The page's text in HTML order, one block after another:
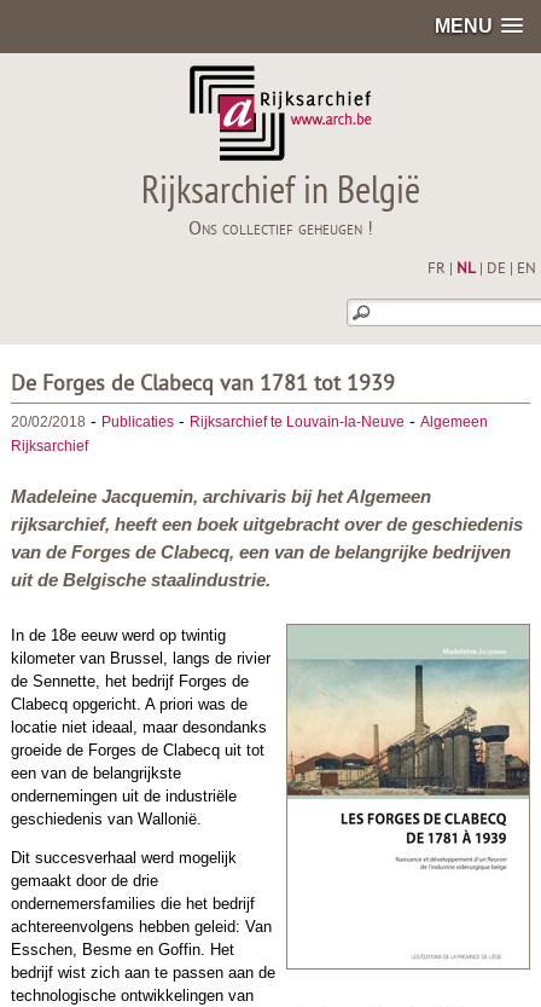
MENU
Rijksarchief in België
Ons collectief geheugen !
FR NL| DE EN
De Forges de Clabecq van 1781 tot 1939
20/02/2018 - Publicaties- Rijksarchief te Louvain-la-Neuve - Algemeen
Rijksarchief
Madeleine Jacquemin, archivaris bij het Algemeen
rijksarchief, heeft een boek uitgebracht over de geschiedenis
van de Forges de Clabecq, een van de belangrijke bedrijven
uit de Belgische staalindustrie.
In de 18e eeuw werd op twintig
kilometer van Brussel, langs de rivier
de Sennette, het bedrijf Forges de
Clabecq opgericht. A priori was de
locatie niet ideaal, maar desondanks
groeide de Forges de Clabecq uit tot
een van de belangrijkste
ondernemingen uit de industriële
geschiedenis van Wallonië.
Dit succesverhaal werd mogelijk
gemaakt door de drie
ondernemersfamilies die het bedrijf
achtereenvolgens hebben geleid: Van
Esschen, Besme en Goffin. Het
bedrijf wist zich aan te passen aan de
technologische ontwikkelingen van